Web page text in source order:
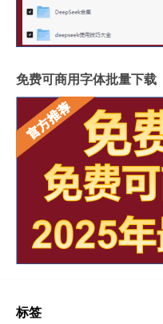
免费可商用字体批量下载
标签